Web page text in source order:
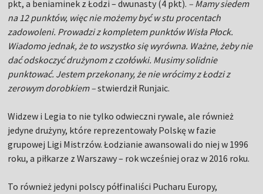
pkt, a beniaminek z Łodzi – dwunasty (4 pkt). – Mamy siedem
na 12 punktów, więc nie możemy być w stu procentach
zadowoleni. Prowadzi z kompletem punktów Wisła Płock.
Wiadomo jednak, że to wszystko się wyrówna. Ważne, żeby nie
dać odskoczyć drużynom z czołówki. Musimy solidnie
punktować. Jestem przekonany, że nie wrócimy z Łodzi z
zerowym dorobkiem –stwierdził Runjaic.
Widzew i Legia to nie tylko odwieczni rywale, ale również
jedyne drużyny, które reprezentowały Polskę w fazie
grupowej Ligi Mistrzów. Łodzianie awansowali do niej w 1996
roku, a piłkarze z Warszawy – rok wcześniej oraz w 2016 roku.
To również jedyni polscy półfinaliści Pucharu Europy,